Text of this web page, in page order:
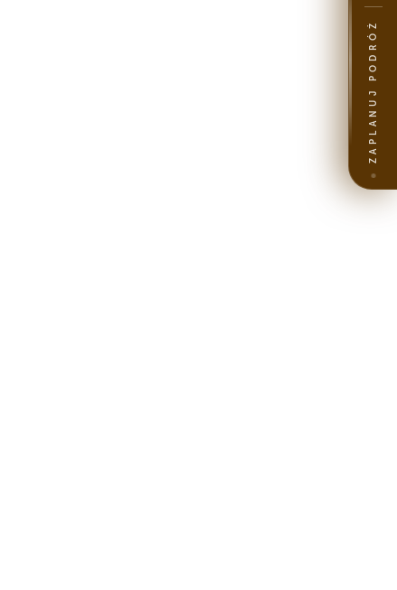
ZAPLANUJ PODRÓŻ